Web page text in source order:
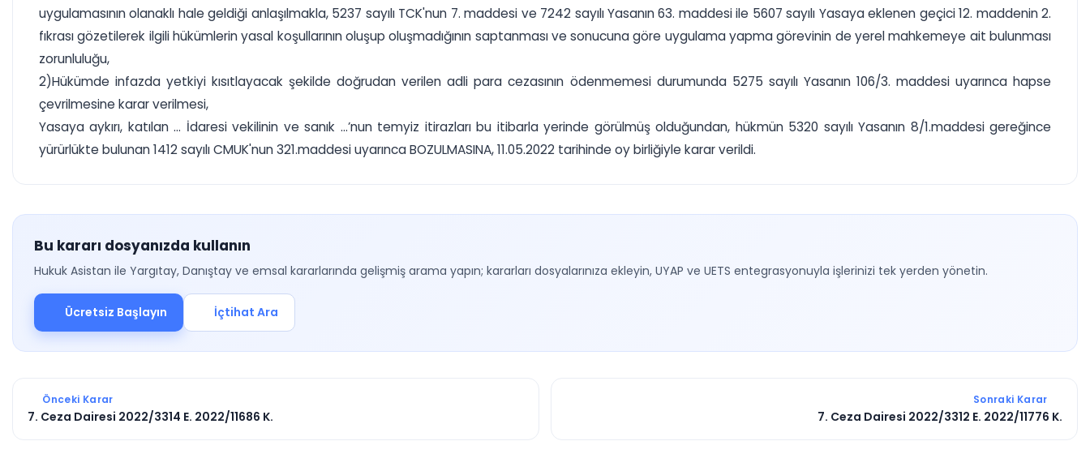
uygulamasının olanaklı hale geldiği anlaşılmakla, 5237 sayılı TCK'nun 7. maddesi ve 7242 sayılı Yasanın 63. maddesi ile 5607 sayılı Yasaya eklenen geçici 12. maddenin 2.
fıkrası gözetilerek ilgili hükümlerin yasal koşullarının oluşup oluşmadığının saptanması ve sonucuna göre uygulama yapma görevinin de yerel mahkemeye ait bulunması
zorunluluğu,
2)Hükümde infazda yetkiyi kısıtlayacak şekilde doğrudan verilen adli para cezasının ödenmemesi durumunda 5275 sayılı Yasanın 106/3. maddesi uyarınca hapse
çevrilmesine karar verilmesi,
Yasaya aykırı, katılan ... İdaresi vekilinin ve sanık ...’nun temyiz itirazları bu itibarla yerinde görülmüş olduğundan, hükmün 5320 sayılı Yasanın 8/1.maddesi gereğince
yürürlükte bulunan 1412 sayılı CMUK'nun 321.maddesi uyarınca BOZULMASINA, 11.05.2022 tarihinde oy birliğiyle karar verildi.
Bu kararı dosyanızda kullanın
Hukuk Asistan ile Yargıtay, Danıştay ve emsal kararlarında gelişmiş arama yapın; kararları dosyalarınıza ekleyin, UYAP ve UETS entegrasyonuyla işlerinizi tek yerden yönetin.
Ücretsiz Başlayın İçtihat Ara
Önceki Karar
7. Ceza Dairesi 2022/3314 E. 2022/11686 K.
Sonraki Karar
7. Ceza Dairesi 2022/3312 E. 2022/11776 K.